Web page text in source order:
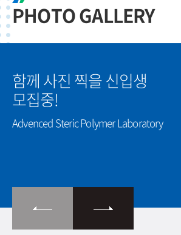
PHOTO GALLERY
함께 사진 찍을 신입생
모집중!
Advenced Steric Polymer Laboratory